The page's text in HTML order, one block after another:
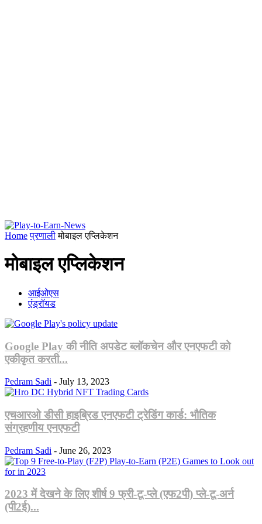
Home प्रणाली मोबाइल एप्लिकेशन
मोबाइल एप्लिकेशन
आईओएस
एंड्रॉयड
Google Play की नीति अपडेट ब्लॉकचेन और एनएफटी को
एकीकृत करती...
Pedram Sadi - July 13, 2023
एचआरओ डीसी हाइब्रिड एनएफटी ट्रेडिंग कार्ड: भौतिक
संग्रहणीय एनएफटी
Pedram Sadi - June 26, 2023
2023 में देखने के लिए शीर्ष 9 फ्री-टू-प्ले (एफ2पी) प्ले-टू-अर्न
(पी2ई)...